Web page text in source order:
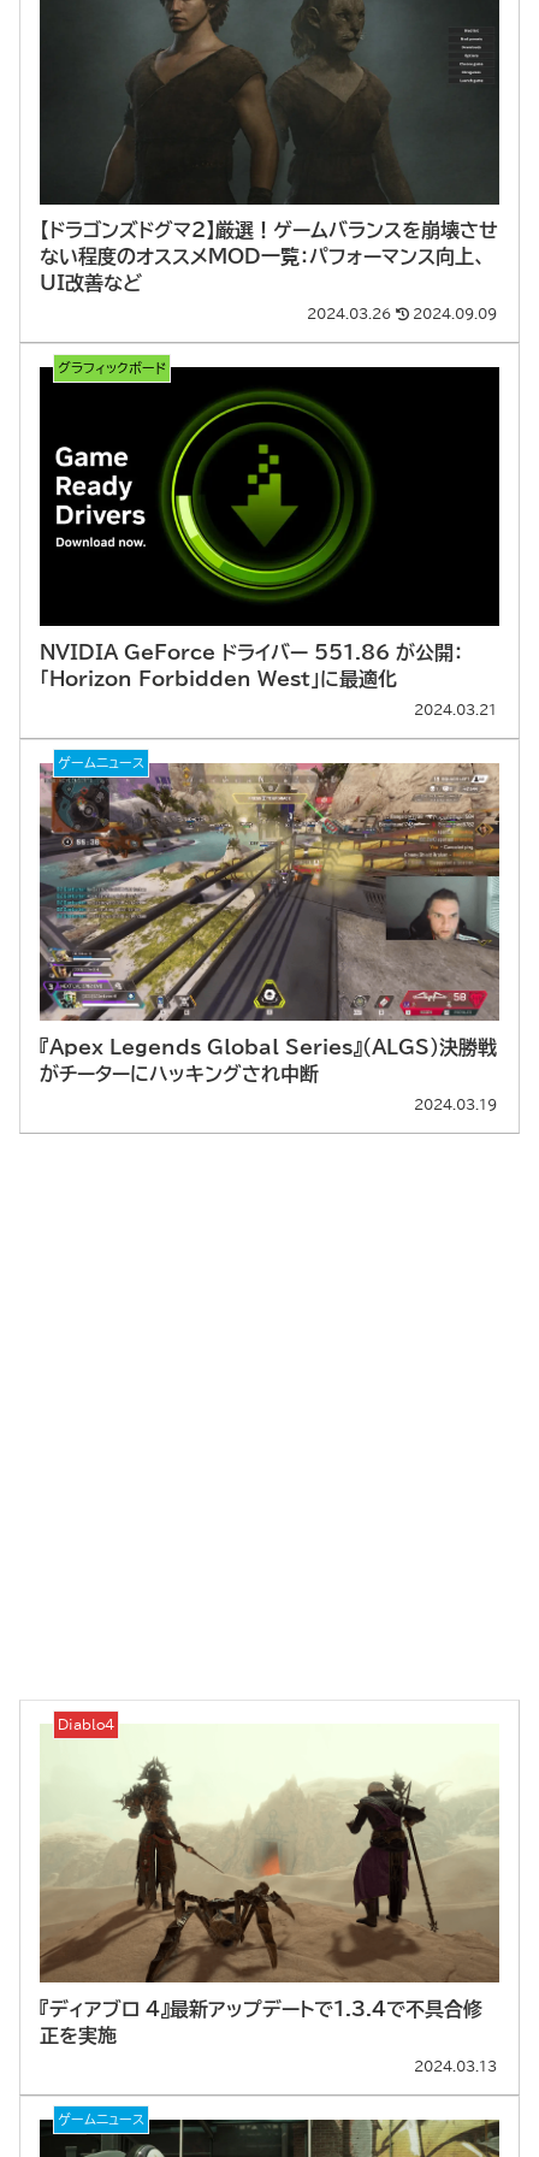
【ドラゴンズドグマ2】厳選！ゲームバランスを崩壊させ
ない程度のオススメMOD一覧：パフォーマンス向上、
UI改善など
2024.03.26 2024.09.09
グラフィックボード
NVIDIA GeForce ドライバー 551.86 が公開：
「Horizon Forbidden West」に最適化
2024.03.21
ゲームニュース
『Apex Legends Global Series』（ALGS）決勝戦
がチーターにハッキングされ中断
2024.03.19
Diablo4
『ディアブロ 4』最新アップデートで1.3.4で不具合修
正を実施
2024.03.13
ゲームニュース